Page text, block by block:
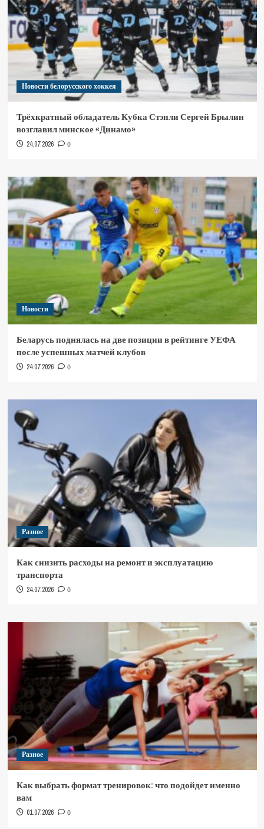
Новости белорусского хоккея
Трёхкратный обладатель Кубка Стэнли Сергей Брылин
возглавил минское «Динамо»
24.07.2026 0
Новости
Беларусь поднялась на две позиции в рейтинге УЕФА
после успешных матчей клубов
24.07.2026 0
Разное
Как снизить расходы на ремонт и эксплуатацию
транспорта
24.07.2026 0
Разное
Как выбрать формат тренировок: что подойдет именно
вам
01.07.2026 0